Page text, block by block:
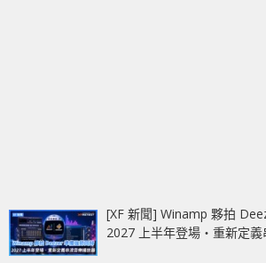
[XF 新聞] Winamp 夥拍
2027 上半年登場‧重新定義